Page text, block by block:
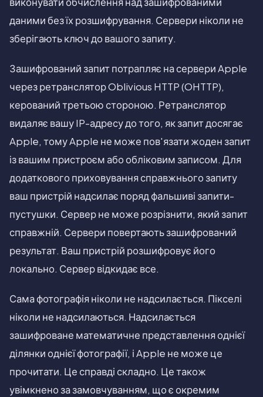
даними без їх розшифрування. Сервери ніколи не
зберігають ключ до вашого запиту.
Зашифрований запит потрапляє на сервери Apple
через ретранслятор Oblivious HTTP (OHTTP),
керований третьою стороною. Ретранслятор
видаляє вашу IP-адресу до того, як запит досягає
Apple, тому Apple не може пов'язати жоден запит
із вашим пристроєм або обліковим записом. Для
додаткового приховування справжнього запиту
ваш пристрій надсилає поряд фальшиві запити-
пустушки. Сервер не може розрізнити, який запит
справжній. Сервери повертають зашифрований
результат. Ваш пристрій розшифровує його
локально. Сервер відкидає все.
Сама фотографія ніколи не надсилається. Пікселі
ніколи не надсилаються. Надсилається
зашифроване математичне представлення однієї
ділянки однієї фотографії, і Apple не може це
прочитати. Це справді складно. Це також
увімкнено за замовчуванням, що є окремим